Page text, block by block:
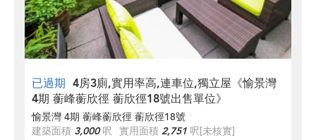
已過期 4房3廁,實用率高,連車位,獨立屋《愉景灣
4期 蘅峰蘅欣徑 蘅欣徑18號出售單位》
愉景灣 4期 蘅峰蘅欣徑 蘅欣徑18號
建築面積 3,000呎 實用面積 2,751 呎[未核實]